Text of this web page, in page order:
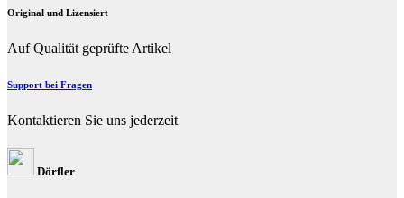
Original und Lizensiert
Auf Qualität geprüfte Artikel
Support bei Fragen
Kontaktieren Sie uns jederzeit
Dörfler